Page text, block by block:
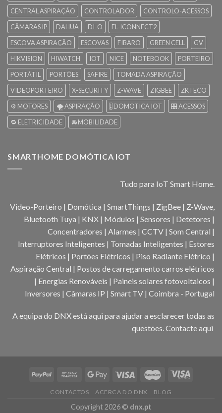
CENTRAL ASPIRAÇÃO
CONTROLADOR
CONTROLO-ACESSOS
CÂMARAS IP
DAHUA DI-O
EL-ICONNECT2
ESCOVA ASPIRAÇÃO
ESCOVAS FIBARO GREEN CELL
GV
HIKVISION
HIWATCH IOT NICE NOTEBOOK
PORTEIRO
PORTÁTIL
PORTÕES SAFIRE
TOMADA ASPIRAÇÃO
VIDEOPORTEIRO
X-SECURITY Z-WAVE ZIGBEE
ZKTECO
⚙️ MOTORES
🌪️ ASPIRAÇÃO 🎚️ DOMOTICA IOT
🎛️ ACESSOS
🔁 ELETRICIDADE
🚘 MOBILIDADE
SMARTHOME DOMÓTICA IOT
Tudo para IoT Smart Home.
Video-Porteiro | Domótica | SmartThings | ZigBee | Z-Wave,
Bluetooth Tuya | KNX | Módulos | Sensores | Detetores |
Concentradores | Alarmes | CCTV | Som Central |
Interruptores Inteligentes | Tomadas Inteligentes | Estores
Elétricos | Portões Elétricos | Piso Radiante Elétrico |
Aspiração Central | Postos de carregamento carros elétricos
| Energias Renováveis | Paineis solares fotovoltaicos |
Inversores | Câmaras IP | Smart TV | Coimbra - Portugal
A equipa do DNX está aqui para ajudar a esclarecer todas as
questões.Contacte aqui
CONTACTOS ACERCA DO DNX BLOG
Copyright 2026 © dnx.pt